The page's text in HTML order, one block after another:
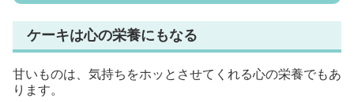
ケーキは心の栄養にもなる
甘いものは、気持ちをホッとさせてくれる心の栄養でもあ
ります。